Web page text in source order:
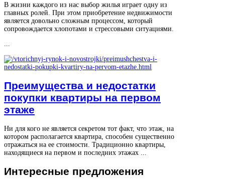
В жизни каждого из нас выбор жилья играет одну из
главных ролей. При этом приобретение недвижимости
является довольно сложным процессом, который
сопровождается хлопотами и стрессовыми ситуациями.
...
Преимущества и недостатки
покупки квартиры на первом
этаже
Ни для кого не является секретом тот факт, что этаж, на
котором располагается квартира, способен существенно
отражаться на ее стоимости. Традиционно квартиры,
находящиеся на первом и последних этажах ...
Интересные предложения